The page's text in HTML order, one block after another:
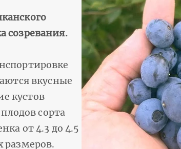
созревания.
вкусные
кустов
сорта
от 4.3 до 4.5
размеров.